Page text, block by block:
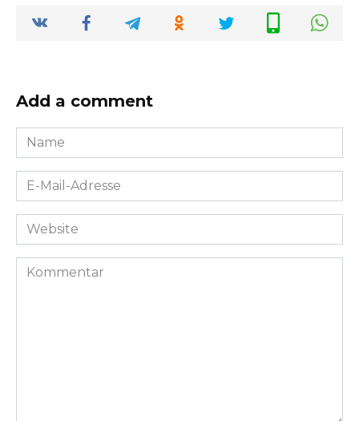
Add a comment
Name
*
E-
Mail-
Adresse
Website
Kommentar